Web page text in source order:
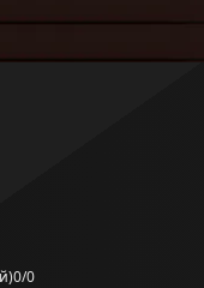
0/0